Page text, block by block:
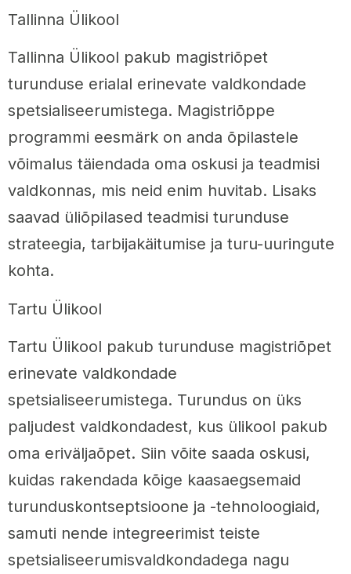
Tallinna Ülikool
Tallinna Ülikool pakub magistriõpet
turunduse erialal erinevate valdkondade
spetsialiseerumistega. Magistriõppe
programmi eesmärk on anda õpilastele
võimalus täiendada oma oskusi ja teadmisi
valdkonnas, mis neid enim huvitab. Lisaks
saavad üliõpilased teadmisi turunduse
strateegia, tarbijakäitumise ja turu-uuringute
kohta.
Tartu Ülikool
Tartu Ülikool pakub turunduse magistriõpet
erinevate valdkondade
spetsialiseerumistega. Turundus on üks
paljudest valdkondadest, kus ülikool pakub
oma eriväljaõpet. Siin võite saada oskusi,
kuidas rakendada kõige kaasaegsemaid
turunduskontseptsioone ja -tehnoloogiaid,
samuti nende integreerimist teiste
spetsialiseerumisvaldkondadega nagu